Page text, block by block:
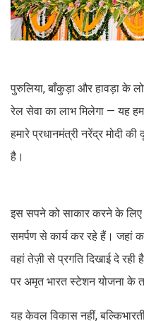
पुरुलिया, बाँकुड़ा और हावड़ा के
रेल सेवा का लाभ मिलेगा — यह
हमारे प्रधानमंत्री नरेंद्र मोदी की
है।
इस सपने को साकार करने के
समर्पण से कार्य कर रहे हैं। जहां
वहां तेज़ी से प्रगति दिखाई दे
पर अमृत भारत स्टेशन योजना के
यह केवल विकास नहीं,